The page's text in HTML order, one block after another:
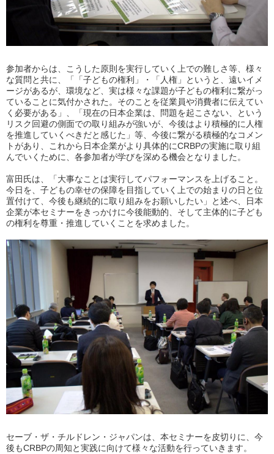
参加者からは、こうした原則を実行していく上での難しさ等、様々
な質問と共に、「「子どもの権利」・「人権」というと、遠いイメ
ージがあるが、環境など、実は様々な課題が子どもの権利に繋がっ
ていることに気付かされた。そのことを従業員や消費者に伝えてい
く必要がある」、「現在の日本企業は、問題を起こさない、という
リスク回避の側面での取り組みが強いが、今後はより積極的に人権
を推進していくべきだと感じた」等、今後に繋がる積極的なコメン
トがあり、これから日本企業がより具体的にCRBPの実施に取り組
んでいくために、各参加者が学びを深める機会となりました。
富田氏は、「大事なことは実行してパフォーマンスを上げること。
今日を、子どもの幸せの保障を目指していく上での始まりの日と位
置付けて、今後も継続的に取り組みをお願いしたい」と述べ、日本
企業が本セミナーをきっかけに今後能動的、そして主体的に子ども
の権利を尊重・推進していくことを求めました。
セーブ・ザ・チルドレン・ジャパンは、本セミナーを皮切りに、今
後もCRBPの周知と実践に向けて様々な活動を行っていきます。